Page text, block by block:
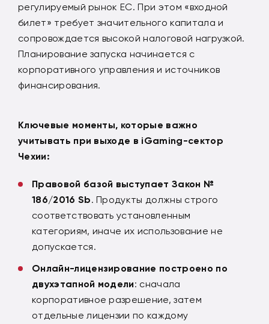
регулируемый рынок ЕС. При этом «входной
билет» требует значительного капитала и
сопровождается высокой налоговой нагрузкой.
Планирование запуска начинается с
корпоративного управления и источников
финансирования.
Ключевые моменты, которые важно
учитывать при выходе в iGaming-сектор
Чехии:
Правовой базой выступает Закон №
186/2016 Sb. Продукты должны строго
соответствовать установленным
категориям, иначе их использование не
допускается.
Онлайн-лицензирование построено по
двухэтапной модели: сначала
корпоративное разрешение, затем
отдельные лицензии по каждому